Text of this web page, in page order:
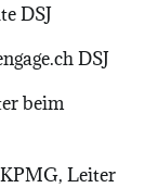
DSJ
DSJ
beim
Leiter